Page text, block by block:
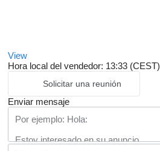
View
Hora local del vendedor: 13:33 (CEST)
Solicitar una reunión
Enviar mensaje